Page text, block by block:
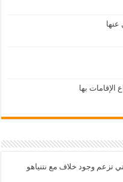
بها
تزعم وجود خلاف مع نتنياهو